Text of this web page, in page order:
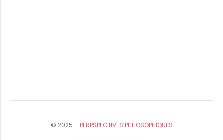
© 2025 –PERPSPECTIVES PHILOSOPHIQUES